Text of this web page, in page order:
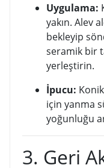
Uygulama:
yakın. Alev
bekleyip
seramik bir
yerleştirin.
İpucu:
için yanma
yoğunluğu
3. Geri